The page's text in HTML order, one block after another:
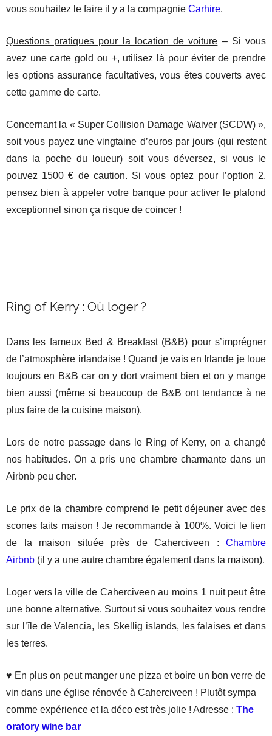
vous souhaitez le faire il y a la compagnie Carhire.
Questions pratiques pour la location de voiture – Si vous
avez une carte gold ou +, utilisez là pour éviter de prendre
les options assurance facultatives, vous êtes couverts avec
cette gamme de carte.
Concernant la « Super Collision Damage Waiver (SCDW) »,
soit vous payez une vingtaine d’euros par jours (qui restent
dans la poche du loueur) soit vous déversez, si vous le
pouvez 1500 € de caution. Si vous optez pour l’option 2,
pensez bien à appeler votre banque pour activer le plafond
exceptionnel sinon ça risque de coincer !
Ring of Kerry : Où loger ?
Dans les fameux Bed & Breakfast (B&B) pour s’imprégner
de l’atmosphère irlandaise ! Quand je vais en Irlande je loue
toujours en B&B car on y dort vraiment bien et on y mange
bien aussi (même si beaucoup de B&B ont tendance à ne
plus faire de la cuisine maison).
Lors de notre passage dans le Ring of Kerry, on a changé
nos habitudes. On a pris une chambre charmante dans un
Airbnb peu cher.
Le prix de la chambre comprend le petit déjeuner avec des
scones faits maison ! Je recommande à 100%. Voici le lien
de la maison située près de Caherciveen : Chambre
Airbnb (il y a une autre chambre également dans la maison).
Loger vers la ville de Caherciveen au moins 1 nuit peut être
une bonne alternative. Surtout si vous souhaitez vous rendre
sur l’île de Valencia, les Skellig islands, les falaises et dans
les terres.
♥ En plus on peut manger une pizza et boire un bon verre de
vin dans une église rénovée à Caherciveen ! Plutôt sympa
comme expérience et la déco est très jolie ! Adresse : The
oratory wine bar